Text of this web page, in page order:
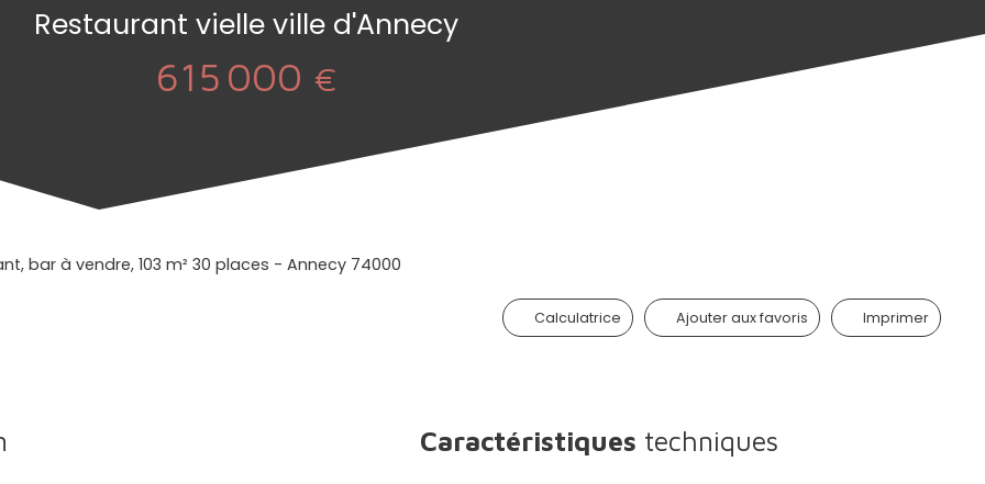
Restaurant vielle ville d'Annecy
615 000 €
bar à vendre, 103 m² 30 places - Annecy 74000
Calculatrice Ajouter aux favoris Imprimer
Caractéristiques techniques